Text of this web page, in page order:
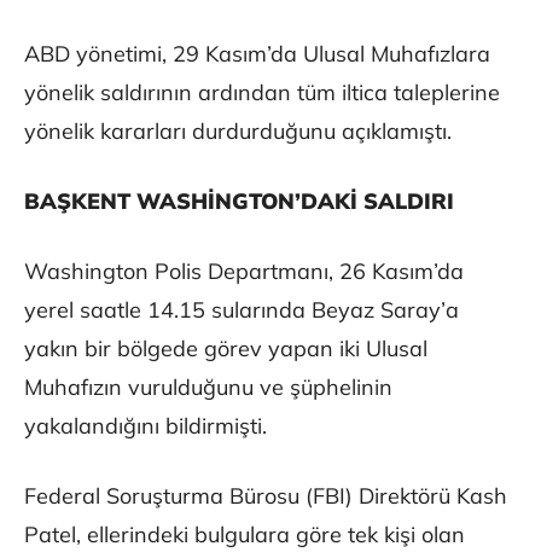
ABD yönetimi, 29 Kasım’da Ulusal Muhafızlara
yönelik saldırının ardından tüm iltica taleplerine
yönelik kararları durdurduğunu açıklamıştı.
BAŞKENT WASHİNGTON’DAKİ SALDIRI
Washington Polis Departmanı, 26 Kasım’da
yerel saatle 14.15 sularında Beyaz Saray’a
yakın bir bölgede görev yapan iki Ulusal
Muhafızın vurulduğunu ve şüphelinin
yakalandığını bildirmişti.
Federal Soruşturma Bürosu (FBI) Direktörü Kash
Patel, ellerindeki bulgulara göre tek kişi olan